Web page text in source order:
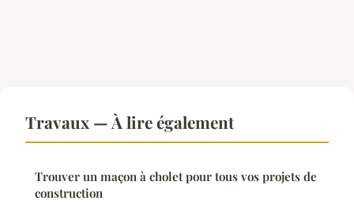
Travaux — À lire également
Trouver un maçon à cholet pour tous vos projets de
construction